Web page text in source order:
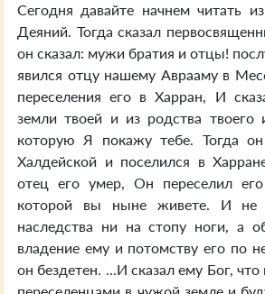
Сегодня давайте начнем читать
Деяний. Тогда сказал
он сказал: мужи братия и отцы!
явился отцу нашему Аврааму в
переселения его в Харран, И
земли твоей и из родства
которую Я покажу тебе. Тогда
Халдейской и поселился в
отец его умер, Он переселил
которой вы ныне живете. И
наследства ни на стопу ноги, а
владение ему и потомству его по
он бездетен. ...И сказал ему Бог,